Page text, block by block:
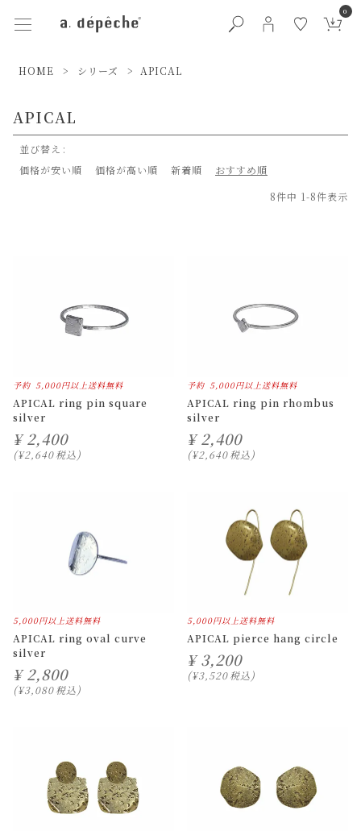
0
HOME シリーズ APICAL
APICAL
並び替え
価格が安い順
価格が高い順 新着順
おすすめ順
8件中 1-8件表示
予約 5,000円以上送料無料
APICAL ring pin square
silver
¥ 2,400
¥2,640税込
予約 5,000円以上送料無料
APICAL ring pin rhombus
silver
¥ 2,400
¥2,640税込
5,000円以上送料無料
APICAL ring oval curve
silver
¥ 2,800
¥3,080税込
5,000円以上送料無料
APICAL pierce hang circle
¥ 3,200
¥3,520税込